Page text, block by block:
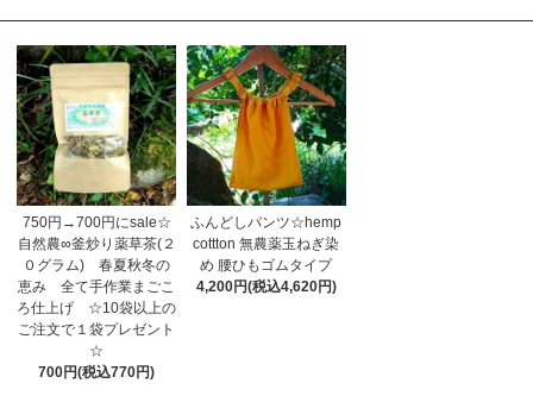
750円→700円にsale☆
自然農∞釜炒り薬草茶(２
０グラム) 春夏秋冬の
恵み 全て手作業まごこ
ろ仕上げ ☆10袋以上の
ご注文で１袋プレゼント
☆
700円(税込770円)
ふんどしパンツ☆hemp
cottton 無農薬玉ねぎ染
め 腰ひもゴムタイプ
4,200円(税込4,620円)